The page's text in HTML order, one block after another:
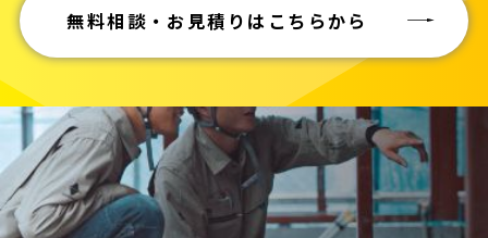
無料相談・お見積りはこちらから